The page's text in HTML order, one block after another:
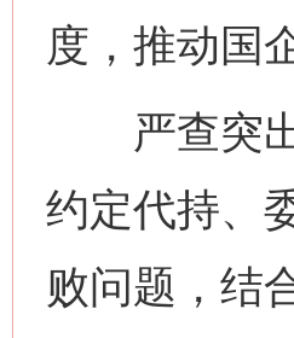
度，推动国
严查突出
约定代持、
败问题，结